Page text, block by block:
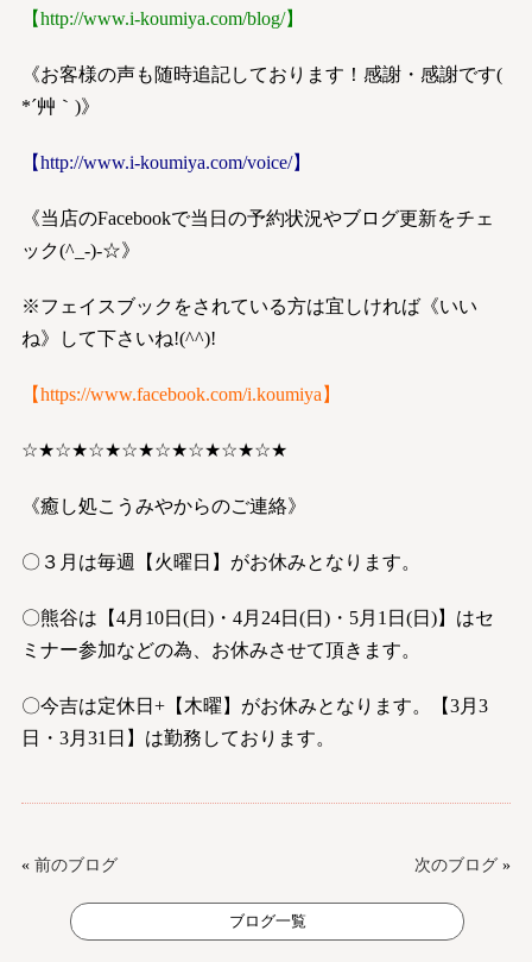
【http://www.i-koumiya.com/blog/】
《お客様の声も随時追記しております！感謝・感謝です(
*´艸｀)》
【http://www.i-koumiya.com/voice/】
《当店のFacebookで当日の予約状況やブログ更新をチェ
ック(^_-)-☆》
※フェイスブックをされている方は宜しければ《いい
ね》して下さいね!(^^)!
【https://www.facebook.com/i.koumiya 】
☆★☆★☆★☆★☆★☆★☆★☆★
《癒し処こうみやからのご連絡》
〇３月は毎週【火曜日】がお休みとなります。
〇熊谷は【4月10日(日)・4月24日(日)・5月1日(日)】はセ
ミナー参加などの為、お休みさせて頂きます。
〇今吉は定休日+【木曜】がお休みとなります。【3月3
日・3月31日】は勤務しております。
« 前のブログ 次のブログ »
ブログ一覧